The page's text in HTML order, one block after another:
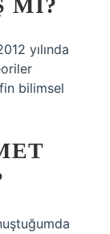
MI?
yılında
bilimsel